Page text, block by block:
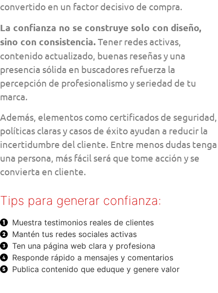
convertido en un factor decisivo de compra.
La confianza no se construye solo con diseño,
sino con consistencia. Tener redes activas,
contenido actualizado, buenas reseñas y una
presencia sólida en buscadores refuerza la
percepción de profesionalismo y seriedad de tu
marca.
Además, elementos como certificados de seguridad,
políticas claras y casos de éxito ayudan a reducir la
incertidumbre del cliente. Entre menos dudas tenga
una persona, más fácil será que tome acción y se
convierta en cliente.
Tips para generar confianza:
Muestra testimonios reales de clientes
Mantén tus redes sociales activas
Ten una página web clara y profesiona
Responde rápido a mensajes y comentarios
Publica contenido que eduque y genere valor